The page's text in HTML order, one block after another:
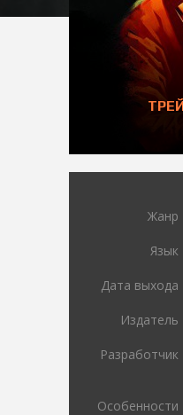
Жанр
Язык
Дата выхода
Издатель
Разработчик
Особенности